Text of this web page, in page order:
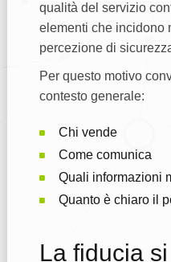
qualità del servizio
elementi che incidono
percezione di
Per questo motivo
contesto generale:
Chi vende
Come comunica
Quali informazioni
Quanto è chiaro il
La fiducia